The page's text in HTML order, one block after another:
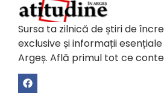
Sursa ta zilnică de știri de
exclusive și informații
Argeș. Află primul tot ce